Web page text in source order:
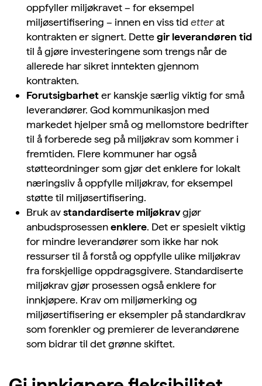
oppfyller miljøkravet – for eksempel
miljøsertifisering – innen en viss tid etterat
kontrakten er signert. Dettegir leverandøren tid
til å gjøre investeringene som trengs når de
allerede har sikret inntekten gjennom
kontrakten.
Forutsigbarheter kanskje særlig viktig for små
leverandører. God kommunikasjon med
markedet hjelper små og mellomstore bedrifter
til å forberede seg på miljøkrav som kommer i
fremtiden. Flere kommuner har også
støtteordninger som gjør det enklere for lokalt
næringsliv å oppfylle miljøkrav, for eksempel
støtte til miljøsertifisering.
Bruk avstandardiserte miljøkravgjør
anbudsprosessenenklere. Det er spesielt viktig
for mindre leverandører som ikke har nok
ressurser til å forstå og oppfylle ulike miljøkrav
fra forskjellige oppdragsgivere. Standardiserte
miljøkrav gjør prosessen også enklere for
innkjøpere. Krav om miljømerking og
miljøsertifisering er eksempler på standardkrav
som forenkler og premierer de leverandørene
som bidrar til det grønne skiftet.